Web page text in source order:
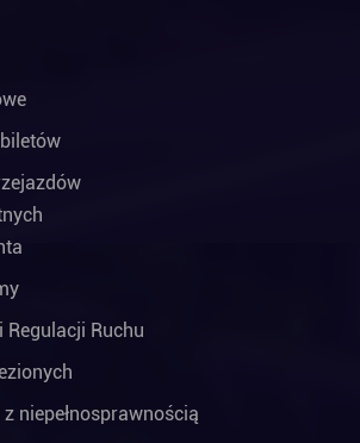
Regulacji Ruchu
niepełnosprawnością